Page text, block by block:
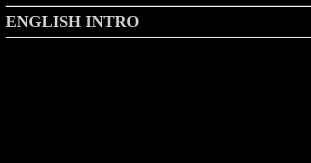
ENGLISH INTRO